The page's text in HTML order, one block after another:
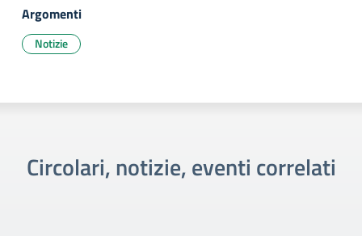
Argomenti
Notizie
Circolari, notizie, eventi correlati